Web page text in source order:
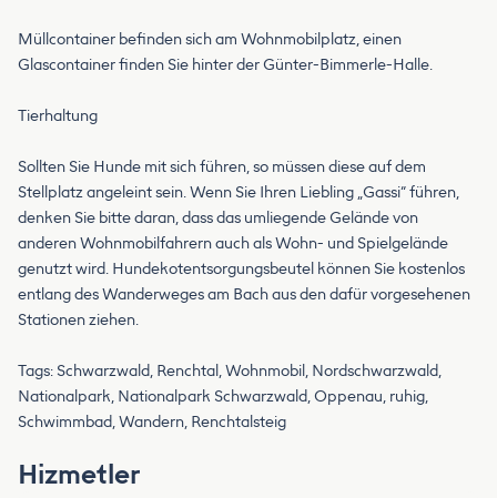
Müllcontainer befinden sich am Wohnmobilplatz, einen
Glascontainer finden Sie hinter der Günter-Bimmerle-Halle.
Tierhaltung
Sollten Sie Hunde mit sich führen, so müssen diese auf dem
Stellplatz angeleint sein. Wenn Sie Ihren Liebling „Gassi“ führen,
denken Sie bitte daran, dass das umliegende Gelände von
anderen Wohnmobilfahrern auch als Wohn- und Spielgelände
genutzt wird. Hundekotentsorgungsbeutel können Sie kostenlos
entlang des Wanderweges am Bach aus den dafür vorgesehenen
Stationen ziehen.
Tags: Schwarzwald, Renchtal, Wohnmobil, Nordschwarzwald,
Nationalpark, Nationalpark Schwarzwald, Oppenau, ruhig,
Schwimmbad, Wandern, Renchtalsteig
Hizmetler